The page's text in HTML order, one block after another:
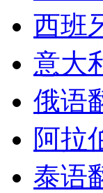
西班
意大
俄语
阿拉
泰语